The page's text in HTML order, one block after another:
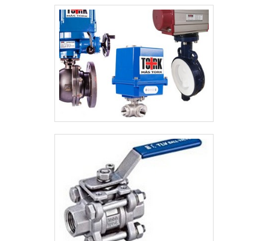
atendimento singular, por meio de
profissionais treinados e altamente
qualificados. A Ituflux é uma empresa que
tem feito a diferença no mercado pela
idoneidade em tudo que faz, garantindo
uma entrega de excelência de ponta a